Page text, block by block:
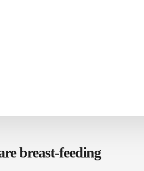
breast-feeding